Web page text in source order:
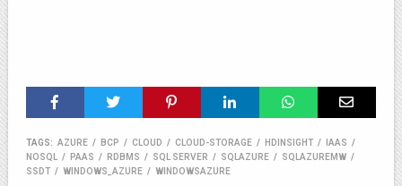
TAGS: AZURE / BCP / CLOUD / CLOUD-STORAGE / HDINSIGHT / IAAS /
NOSQL
/ PAAS / RDBMS / SQL SERVER / SQLAZURE / SQLAZUREMW /
SSDT / WINDOWS_AZURE / WINDOWSAZURE